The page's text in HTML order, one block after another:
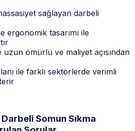
sağlayan darbeli
ergonomik tasarımı ile
uzun ömürlü ve maliyet açısından
ile farklı sektörlerde verimli
Somun Sıkma